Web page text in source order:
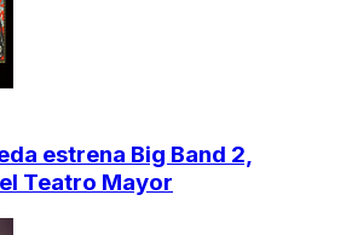
estrena Big Band 2,
Teatro Mayor